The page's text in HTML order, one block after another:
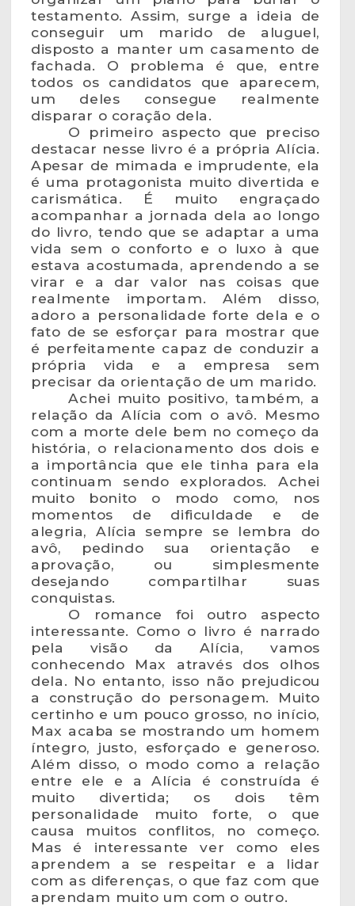
testamento. Assim, surge a ideia de
conseguir um marido de aluguel,
disposto a manter um casamento de
fachada. O problema é que, entre
todos os candidatos que aparecem,
um deles consegue realmente
disparar o coração dela.
O primeiro aspecto que preciso
destacar nesse livro é a própria Alícia.
Apesar de mimada e imprudente, ela
é uma protagonista muito divertida e
carismática. É muito engraçado
acompanhar a jornada dela ao longo
do livro, tendo que se adaptar a uma
vida sem o conforto e o luxo à que
estava acostumada, aprendendo a se
virar e a dar valor nas coisas que
realmente importam. Além disso,
adoro a personalidade forte dela e o
fato de se esforçar para mostrar que
é perfeitamente capaz de conduzir a
própria vida e a empresa sem
precisar da orientação de um marido.
Achei muito positivo, também, a
relação da Alícia com o avô. Mesmo
com a morte dele bem no começo da
história, o relacionamento dos dois e
a importância que ele tinha para ela
continuam sendo explorados. Achei
muito bonito o modo como, nos
momentos de dificuldade e de
alegria, Alícia sempre se lembra do
avô, pedindo sua orientação e
aprovação, ou simplesmente
desejando compartilhar suas
conquistas.
O romance foi outro aspecto
interessante. Como o livro é narrado
pela visão da Alícia, vamos
conhecendo Max através dos olhos
dela. No entanto, isso não prejudicou
a construção do personagem. Muito
certinho e um pouco grosso, no início,
Max acaba se mostrando um homem
íntegro, justo, esforçado e generoso.
Além disso, o modo como a relação
entre ele e a Alícia é construída é
muito divertida; os dois têm
personalidade muito forte, o que
causa muitos conflitos, no começo.
Mas é interessante ver como eles
aprendem a se respeitar e a lidar
com as diferenças, o que faz com que
aprendam muito um com o outro.